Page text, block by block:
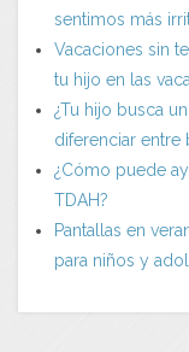
sentimos más
Vacaciones sin
tu hijo en las
¿Tu hijo busca
diferenciar entre
¿Cómo puede
TDAH?
Pantallas en
para niños y